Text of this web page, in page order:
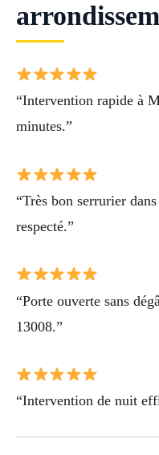
“Intervention rapide à
minutes.”
“Très bon serrurier
respecté.”
“Porte ouverte sans
13008.”
“Intervention de nuit